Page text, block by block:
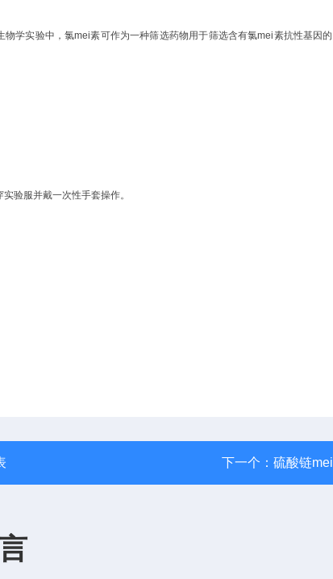
学实验中，氯mei素可作为一种筛选药物用于筛选含有氯mei素抗性基因
验服并戴一次性手套操作。
下一个： 硫酸链